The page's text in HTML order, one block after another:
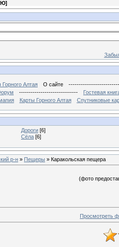
]
Горного Алтая О сайте
------------------------------
Гостевая
Карты Горного Алтая Спутниковые
Дороги [6]
Сёла [6]
р-н » Пещеры » Каракольская пещера
(фото
Просмотреть